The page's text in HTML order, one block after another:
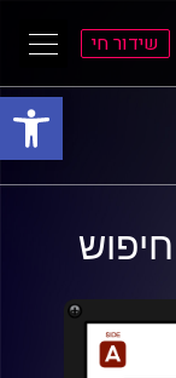
פתח
שידור חי